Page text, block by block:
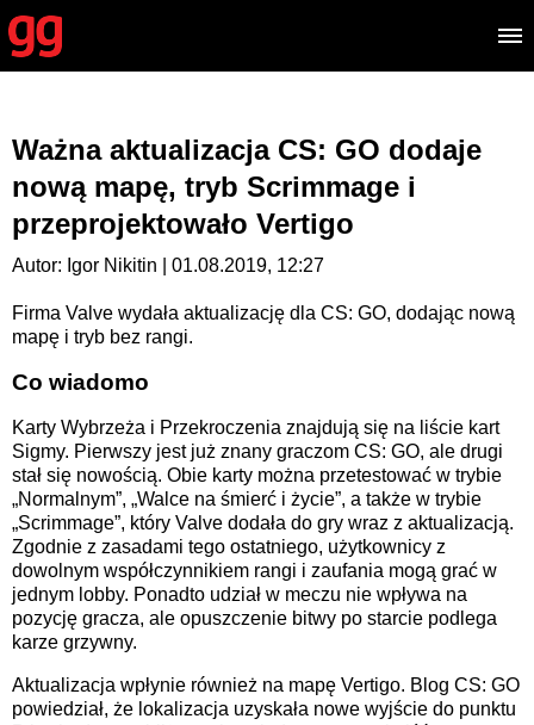
Ważna aktualizacja CS: GO dodaje
nową mapę, tryb Scrimmage i
przeprojektowało Vertigo
Autor: Igor Nikitin | 01.08.2019, 12:27
Firma Valve wydała aktualizację dla CS: GO, dodając nową
mapę i tryb bez rangi.
Co wiadomo
Karty Wybrzeża i Przekroczenia znajdują się na liście kart
Sigmy. Pierwszy jest już znany graczom CS: GO, ale drugi
stał się nowością. Obie karty można przetestować w trybie
„Normalnym”, „Walce na śmierć i życie”, a także w trybie
„Scrimmage”, który Valve dodała do gry wraz z aktualizacją.
Zgodnie z zasadami tego ostatniego, użytkownicy z
dowolnym współczynnikiem rangi i zaufania mogą grać w
jednym lobby. Ponadto udział w meczu nie wpływa na
pozycję gracza, ale opuszczenie bitwy po starcie podlega
karze grzywny.
Aktualizacja wpłynie również na mapę Vertigo. Blog CS: GO
powiedział, że lokalizacja uzyskała nowe wyjście do punktu